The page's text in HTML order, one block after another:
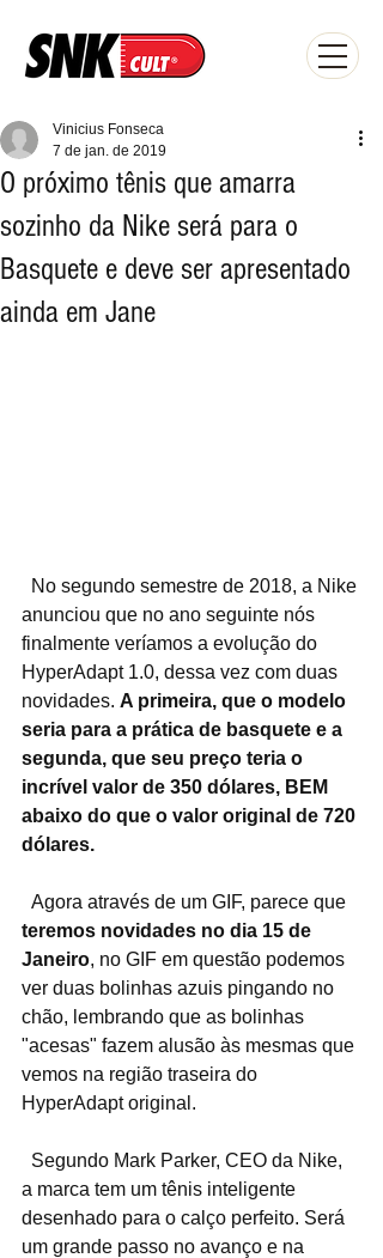
O próximo tênis que amarra
sozinho da Nike será para o
Basquete e deve ser apresentado
ainda em Jane
Vinicius Fonseca
7 de jan. de 2019
anunciou que no ano seguinte nós
finalmente veríamos a evolução do
HyperAdapt 1.0, dessa vez com duas
novidades. A primeira, que o modelo
seria para a prática de basquete e a
segunda, que seu preço teria o
incrível valor de 350 dólares, BEM
abaixo do que o valor original de 720
dólares.
  Agora através de um GIF, parece que
teremos novidades no dia 15 de
Janeiro, no GIF em questão podemos
ver duas bolinhas azuis pingando no
chão, lembrando que as bolinhas
"acesas" fazem alusão às mesmas que
vemos na região traseira do
HyperAdapt original.
a marca tem um tênis inteligente
desenhado para o calço perfeito. Será
um grande passo no avanço e na